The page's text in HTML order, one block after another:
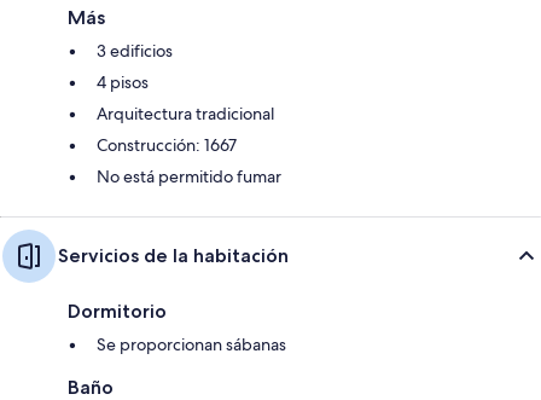
Más
3 edificios
4 pisos
Arquitectura tradicional
Construcción: 1667
No está permitido fumar
Servicios de la habitación
Dormitorio
Se proporcionan sábanas
Baño